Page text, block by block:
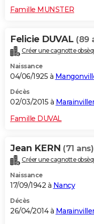
Famille MUNSTER
Felicie DUVAL (89
Créer une cagnotte
Naissance
04/06/1925 à
Décès
02/03/2015 à
Famille DUVAL
Jean KERN (71 ans)
Créer une cagnotte
Naissance
17/09/1942 à Nancy
Décès
26/04/2014 à